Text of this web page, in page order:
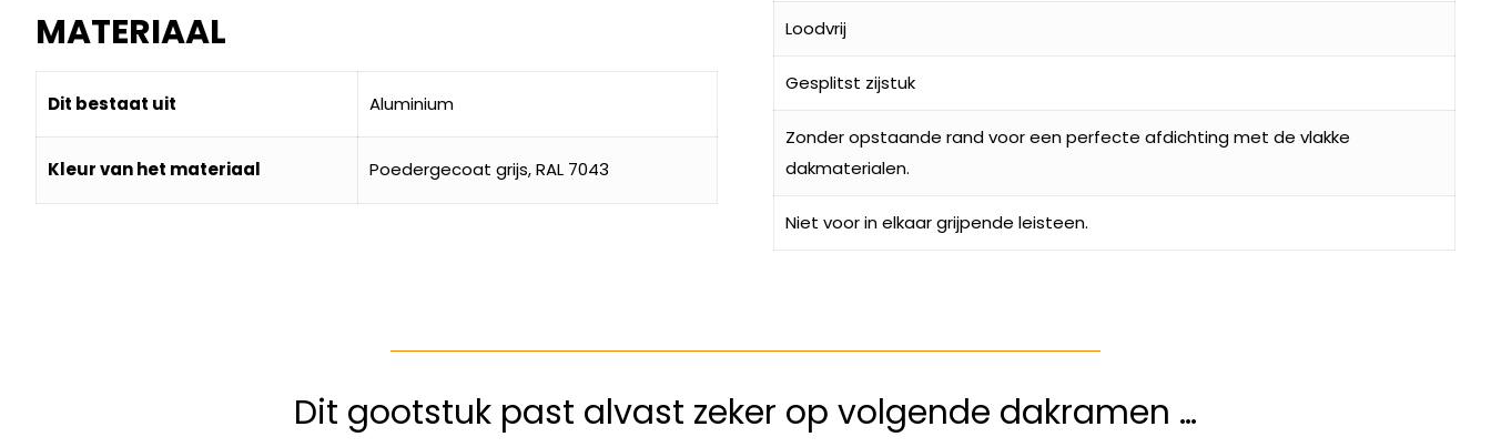
MATERIAAL
Dit bestaat uit Aluminium
Kleur van het materiaal Poedergecoat grijs, RAL 7043
Loodvrij
Gesplitst zijstuk
Zonder opstaande rand voor een perfecte afdichting met de vlakke
dakmaterialen.
Niet voor in elkaar grijpende leisteen.
Dit gootstuk past alvast zeker op volgende dakramen …